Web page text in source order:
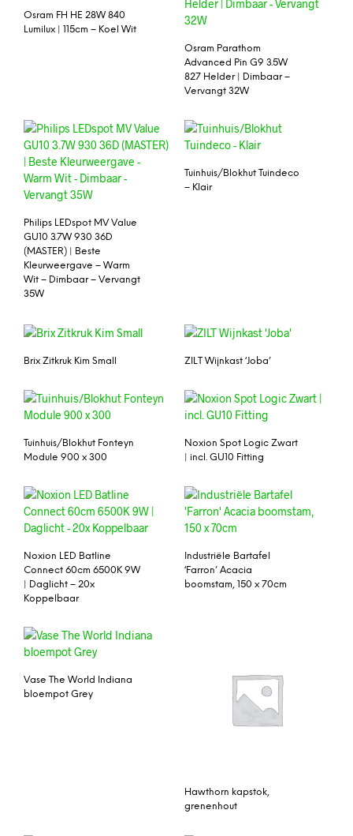
Osram FH HE 28W 840
Lumilux | 115cm – Koel Wit
Osram Parathom
Advanced Pin G9 3.5W
827 Helder | Dimbaar –
Vervangt 32W
Philips LEDspot MV Value
GU10 3.7W 930 36D
(MASTER) | Beste
Kleurweergave – Warm
Wit – Dimbaar – Vervangt
35W
Tuinhuis/Blokhut Tuindeco
– Klair
Brix Zitkruk Kim Small ZILT Wijnkast ‘Joba’
Tuinhuis/Blokhut Fonteyn
Module 900 x 300
Noxion Spot Logic Zwart
| incl. GU10 Fitting
Noxion LED Batline
Connect 60cm 6500K 9W
| Daglicht – 20x
Koppelbaar
Industriële Bartafel
‘Farron’ Acacia
boomstam, 150 x 70cm
Vase The World Indiana
bloempot Grey
Hawthorn kapstok,
grenenhout